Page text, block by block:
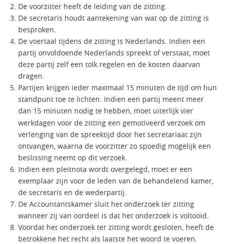
De voorzitter heeft de leiding van de zitting.
De secretaris houdt aantekening van wat op de zitting is
besproken.
De voertaal tijdens de zitting is Nederlands. Indien een
partij onvoldoende Nederlands spreekt of verstaat, moet
deze partij zelf een tolk regelen en de kosten daarvan
dragen.
Partijen krijgen ieder maximaal 15 minuten de tijd om hun
standpunt toe te lichten. Indien een partij meent meer
dan 15 minuten nodig te hebben, moet uiterlijk vier
werkdagen voor de zitting een gemotiveerd verzoek om
verlenging van de spreektijd door het secretariaat zijn
ontvangen, waarna de voorzitter zo spoedig mogelijk een
beslissing neemt op dit verzoek.
Indien een pleitnota wordt overgelegd, moet er een
exemplaar zijn voor de leden van de behandelend kamer,
de secretaris en de wederpartij.
De Accountantskamer sluit het onderzoek ter zitting
wanneer zij van oordeel is dat het onderzoek is voltooid.
Voordat het onderzoek ter zitting wordt gesloten, heeft de
betrokkene het recht als laatste het woord te voeren.